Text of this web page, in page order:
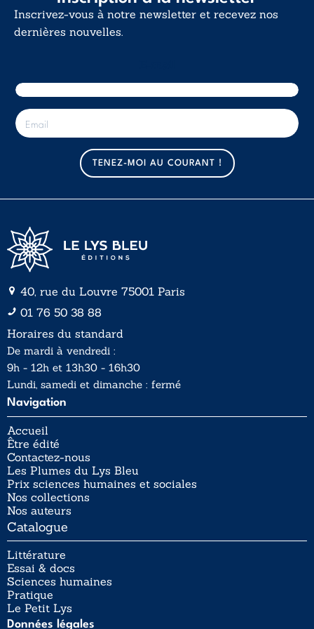
Inscrivez-vous à notre newsletter et recevez nos
dernières nouvelles.
E
-
m
TENEZ-MOI AU COURANT !
40, rue du Louvre 75001 Paris
01 76 50 38 88
Horaires du standard
De mardi à vendredi :
9h - 12h et 13h30 - 16h30
Lundi, samedi et dimanche : fermé
Navigation
Accueil
Être édité
Contactez-nous
Les Plumes du Lys Bleu
Prix sciences humaines et sociales
Nos collections
Nos auteurs
Catalogue
Littérature
Essai & docs
Sciences humaines
Pratique
Le Petit Lys
Données légales